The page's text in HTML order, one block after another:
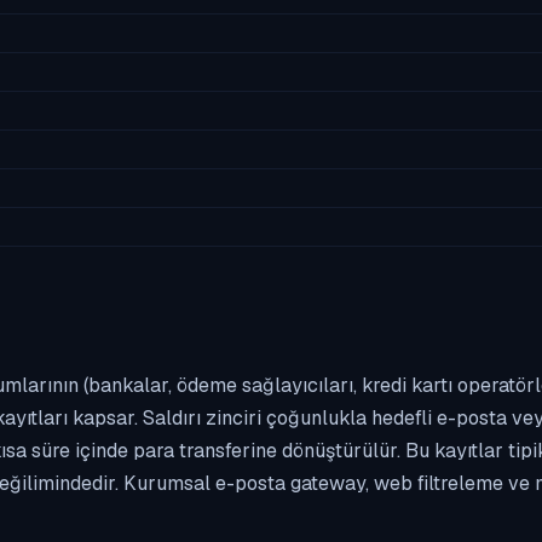
(bankalar, ödeme sağlayıcıları, kredi kartı
kapsar. Saldırı zinciri çoğunlukla hedefli e-posta
süre içinde para transferine dönüştürülür. Bu kayıtlar
Kurumsal e-posta gateway, web filtreleme